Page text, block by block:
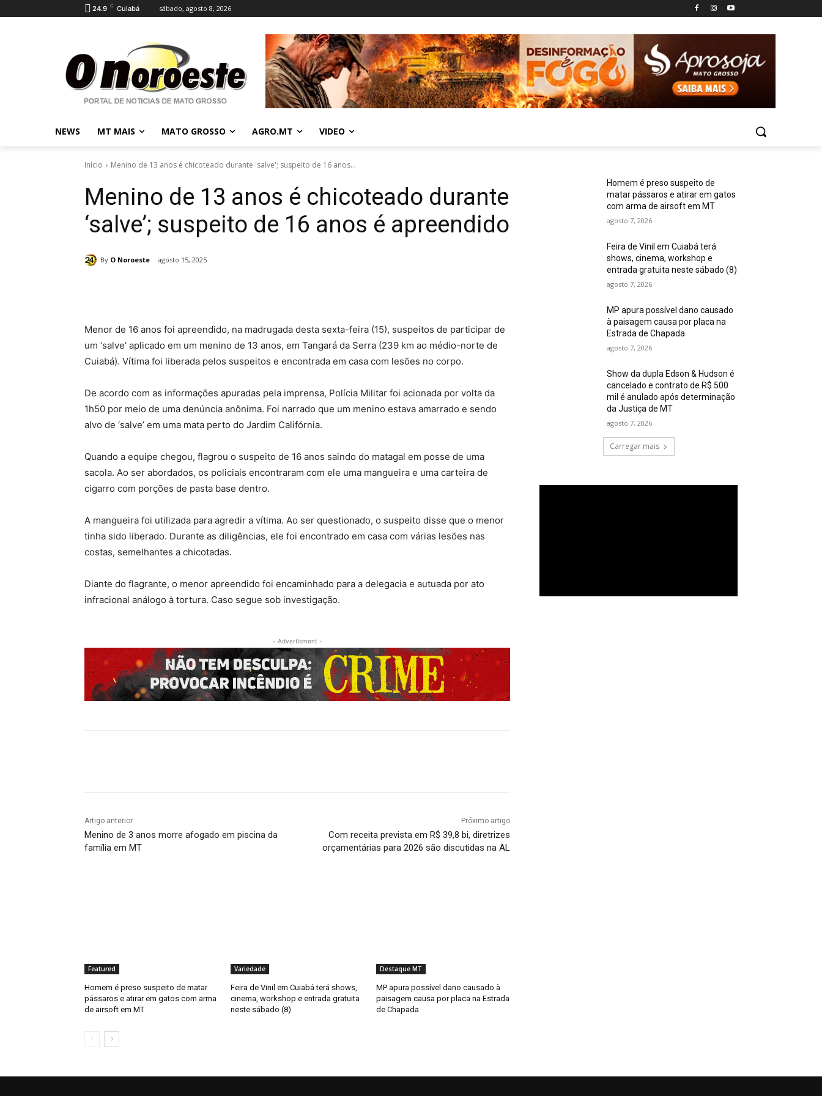
24.9 C Cuiabá sábado, agosto 8, 2026
NEWS MT MAIS MATO GROSSO AGRO.MT VIDEO
Início Menino de 13 anos é chicoteado durante 'salve'; suspeito de 16 anos...
Menino de 13 anos é chicoteado durante
‘salve’; suspeito de 16 anos é apreendido
By O Noroeste agosto 15, 2025
Menor de 16 anos foi apreendido, na madrugada desta sexta-feira (15), suspeitos de participar de
um ‘salve’ aplicado em um menino de 13 anos, em Tangará da Serra (239 km ao médio-norte de
Cuiabá). Vítima foi liberada pelos suspeitos e encontrada em casa com lesões no corpo.
De acordo com as informações apuradas pela imprensa, Polícia Militar foi acionada por volta da
1h50 por meio de uma denúncia anônima. Foi narrado que um menino estava amarrado e sendo
alvo de ‘salve’ em uma mata perto do Jardim Califórnia.
Quando a equipe chegou, flagrou o suspeito de 16 anos saindo do matagal em posse de uma
sacola. Ao ser abordados, os policiais encontraram com ele uma mangueira e uma carteira de
cigarro com porções de pasta base dentro.
A mangueira foi utilizada para agredir a vítima. Ao ser questionado, o suspeito disse que o menor
tinha sido liberado. Durante as diligências, ele foi encontrado em casa com várias lesões nas
costas, semelhantes a chicotadas.
Diante do flagrante, o menor apreendido foi encaminhado para a delegacia e autuada por ato
infracional análogo à tortura. Caso segue sob investigação.
- Advertisment -
Artigo anterior
Menino de 3 anos morre afogado em piscina da
família em MT
Próximo artigo
Com receita prevista em R$ 39,8 bi, diretrizes
orçamentárias para 2026 são discutidas na AL
Featured
Homem é preso suspeito de matar
pássaros e atirar em gatos com arma
de airsoft em MT
Variedade
Feira de Vinil em Cuiabá terá shows,
cinema, workshop e entrada gratuita
neste sábado (8)
Destaque MT
MP apura possível dano causado à
paisagem causa por placa na Estrada
de Chapada
Homem é preso suspeito de
matar pássaros e atirar em gatos
com arma de airsoft em MT
agosto 7, 2026
Feira de Vinil em Cuiabá terá
shows, cinema, workshop e
entrada gratuita neste sábado (8)
agosto 7, 2026
MP apura possível dano causado
à paisagem causa por placa na
Estrada de Chapada
agosto 7, 2026
Show da dupla Edson & Hudson é
cancelado e contrato de R$ 500
mil é anulado após determinação
da Justiça de MT
agosto 7, 2026
Carregar mais